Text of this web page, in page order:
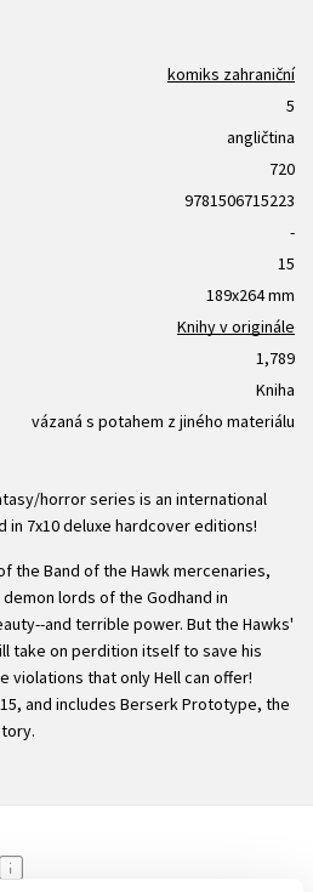
komiks zahraniční
5
angličtina
720
9781506715223
-
15
189x264 mm
Knihy v originále
1,789
Kniha
vázaná s potahem z jiného materiálu
horror series is an international
in 7x10 deluxe hardcover editions!
the Band of the Hawk mercenaries,
lords of the Godhand in
and terrible power. But the Hawks'
take on perdition itself to save his
violations that only Hell can offer!
and includes Berserk Prototype, the